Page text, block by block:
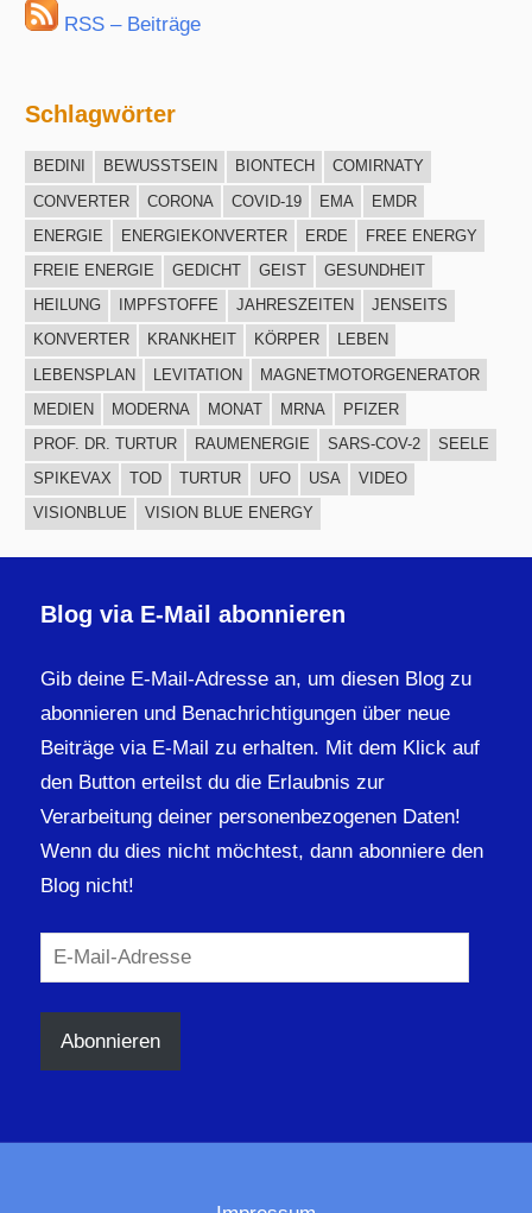
RSS – Beiträge
Schlagwörter
BEDINI BEWUSSTSEIN BIONTECH
COMIRNATY
CONVERTER
CORONA COVID-19 EMA
EMDR
ENERGIE
ENERGIEKONVERTER ERDE
FREE ENERGY
FREIE ENERGIE
GEDICHT GEIST
GESUNDHEIT
HEILUNG
IMPFSTOFFE JAHRESZEITEN
JENSEITS
KONVERTER
KRANKHEIT KÖRPER
LEBEN
LEBENSPLAN
LEVITATION
MAGNETMOTORGENERATOR
MEDIEN
MODERNA MONAT MRNA
PFIZER
PROF. DR. TURTUR
RAUMENERGIE SARS-COV-2
SEELE
SPIKEVAX
TOD TURTUR UFO USA
VIDEO
VISIONBLUE
VISION BLUE ENERGY
Blog via E-Mail abonnieren
Gib deine E-Mail-Adresse an, um diesen Blog zu
abonnieren und Benachrichtigungen über neue
Beiträge via E-Mail zu erhalten. Mit dem Klick auf
den Button erteilst du die Erlaubnis zur
Verarbeitung deiner personenbezogenen Daten!
Wenn du dies nicht möchtest, dann abonniere den
Blog nicht!
E-
Mail-
Adresse
Abonnieren